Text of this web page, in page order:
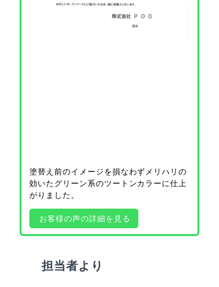
塗替え前のイメージを損なわずメリハリの
効いたグリーン系のツートンカラーに仕上
がりました。
お客様の声の詳細を見る
担当者より